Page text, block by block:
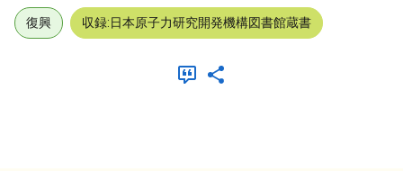
復興 収録:日本原子力研究開発機構図書館蔵書